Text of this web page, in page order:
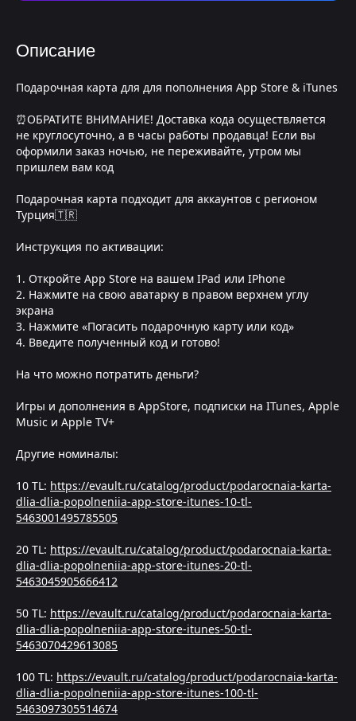
Описание
Подарочная карта для для пополнения App Store & iTunes
⏰ОБРАТИТЕ ВНИМАНИЕ! Доставка кода осуществляется
не круглосуточно, а в часы работы продавца! Если вы
оформили заказ ночью, не переживайте, утром мы
пришлем вам код
Подарочная карта подходит для аккаунтов с регионом
Турция🇹🇷
Инструкция по активации:
1. Откройте App Store на вашем IPad или IPhone
2. Нажмите на свою аватарку в правом верхнем углу
экрана
3. Нажмите «Погасить подарочную карту или код»
4. Введите полученный код и готово!
На что можно потратить деньги?
Игры и дополнения в AppStore, подписки на ITunes, Apple
Music и Apple TV+
Другие номиналы:
10 TL: https://evault.ru/catalog/product/podarocnaia-karta-
dlia-dlia-popolneniia-app-store-itunes-10-tl-
5463001495785505
20 TL: https://evault.ru/catalog/product/podarocnaia-karta-
dlia-dlia-popolneniia-app-store-itunes-20-tl-
5463045905666412
50 TL: https://evault.ru/catalog/product/podarocnaia-karta-
dlia-dlia-popolneniia-app-store-itunes-50-tl-
5463070429613085
100 TL: https://evault.ru/catalog/product/podarocnaia-karta-
dlia-dlia-popolneniia-app-store-itunes-100-tl-
5463097305514674